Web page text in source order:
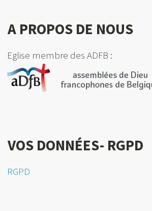
A PROPOS DE NOUS
Eglise membre des ADFB :
VOS DONNÉES- RGPD
RGPD